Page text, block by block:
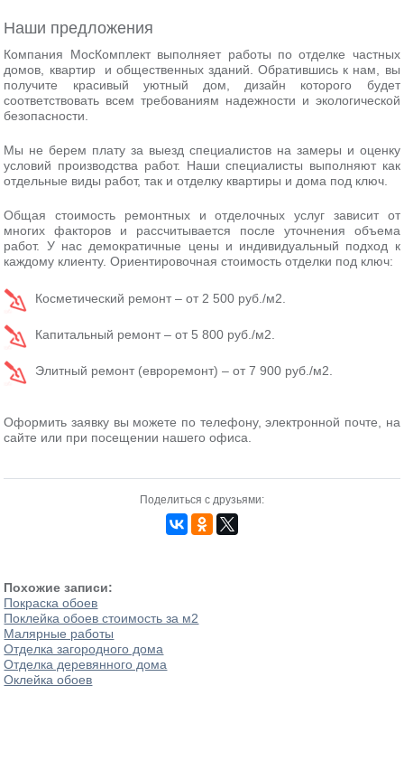
Наши предложения
Компания МосКомплект выполняет работы по отделке частных
домов, квартир и общественных зданий. Обратившись к нам, вы
получите красивый уютный дом, дизайн которого будет
соответствовать всем требованиям надежности и экологической
безопасности.
Мы не берем плату за выезд специалистов на замеры и оценку
условий производства работ. Наши специалисты выполняют как
отдельные виды работ, так и отделку квартиры и дома под ключ.
Общая стоимость ремонтных и отделочных услуг зависит от
многих факторов и рассчитывается после уточнения объема
работ. У нас демократичные цены и индивидуальный подход к
каждому клиенту. Ориентировочная стоимость отделки под ключ:
Косметический ремонт – от 2 500 руб./м2.
Капитальный ремонт – от 5 800 руб./м2.
Элитный ремонт (евроремонт) – от 7 900 руб./м2.
Оформить заявку вы можете по телефону, электронной почте, на
сайте или при посещении нашего офиса.
Поделиться с друзьями:
Похожие записи:
Покраска обоев
Поклейка обоев стоимость за м2
Малярные работы
Отделка загородного дома
Отделка деревянного дома
Оклейка обоев